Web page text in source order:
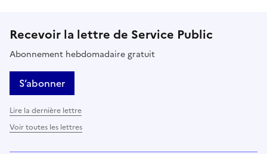
Recevoir la lettre de Service Public
Abonnement hebdomadaire gratuit
S’abonner
Lire la dernière lettre
Voir toutes les lettres